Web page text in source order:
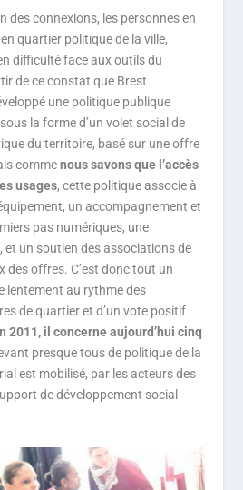
des connexions, les personnes en
quartier politique de la ville,
difficulté face aux outils du
de ce constat que Brest
une politique publique
la forme d’un volet social de
du territoire, basé sur une offre
commenous savons que l’accès
usages, cette politique associe à
un accompagnement et
pas numériques, une
un soutien des associations de
des offres. C’est donc tout un
lentement au rythme des
de quartier et d’un vote positif
2011, il concerne aujourd’hui cinq
presque tous de politique de la
est mobilisé, par les acteurs des
de développement social